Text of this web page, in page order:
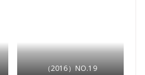
（2016）NO.19